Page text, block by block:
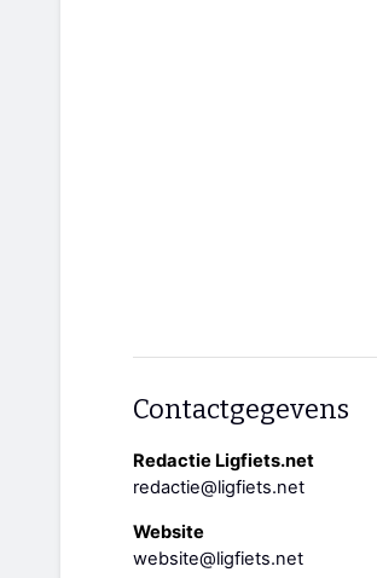
Contactgegevens
Redactie Ligfiets.net
redactie@ligfiets.net
Website
website@ligfiets.net